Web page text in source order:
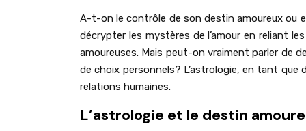
A-t-on le contrôle de son destin amoureux ou
décrypter les mystères de l’amour en reliant
amoureuses. Mais peut-on vraiment parler de
de choix personnels? L’astrologie, en tant
relations humaines.
L’astrologie et le destin